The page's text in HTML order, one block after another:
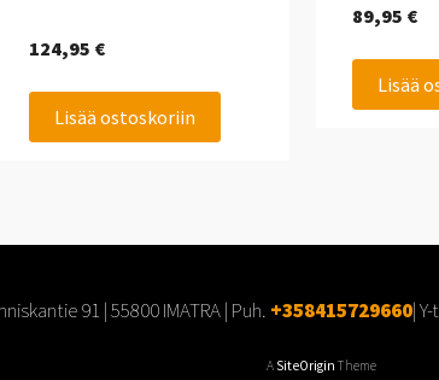
124,95 €
Lisää ostoskoriin
89,95 €
Lisää
91 | 55800 IMATRA | Puh. +358415729660|
ASiteOrigin Theme